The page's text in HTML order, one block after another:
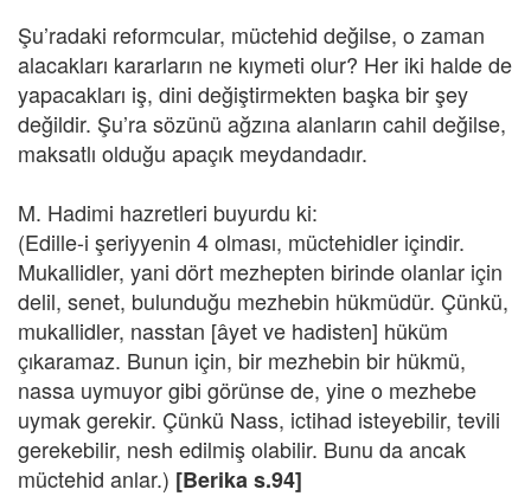
Şu’radaki reformcular, müctehid değilse, o zaman
alacakları kararların ne kıymeti olur? Her iki halde de
yapacakları iş, dini değiştirmekten başka bir şey
değildir. Şu’ra sözünü ağzına alanların cahil değilse,
maksatlı olduğu apaçık meydandadır.
M. Hadimi hazretleri buyurdu ki:
(Edille-i şeriyyenin 4 olması, müctehidler içindir.
Mukallidler, yani dört mezhepten birinde olanlar için
delil, senet, bulunduğu mezhebin hükmüdür. Çünkü,
mukallidler, nasstan [âyet ve hadisten] hüküm
çıkaramaz. Bunun için, bir mezhebin bir hükmü,
nassa uymuyor gibi görünse de, yine o mezhebe
uymak gerekir. Çünkü Nass, ictihad isteyebilir, tevili
gerekebilir, nesh edilmiş olabilir. Bunu da ancak
müctehid anlar.) [Berika s.94]